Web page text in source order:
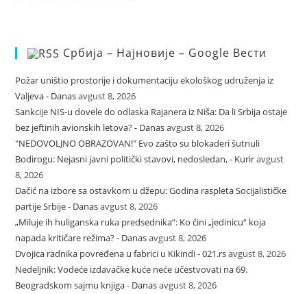
Србија – Најновије – Google Вести
Požar uništio prostorije i dokumentaciju ekološkog udruženja iz
Valjeva - Danasavgust 8, 2026
Sankcije NIS-u dovele do odlaska Rajanera iz Niša: Da li Srbija ostaje
bez jeftinih avionskih letova? - Danasavgust 8, 2026
"NEDOVOLJNO OBRAZOVAN!" Evo zašto su blokaderi šutnuli
Bodirogu: Nejasni javni politički stavovi, nedosledan, - Kuriravgust
8, 2026
Dačić na izbore sa ostavkom u džepu: Godina raspleta Socijalističke
partije Srbije - Danasavgust 8, 2026
„Miluje ih huliganska ruka predsednika“: Ko čini „jedinicu“ koja
napada kritičare režima? - Danasavgust 8, 2026
Dvojica radnika povređena u fabrici u Kikindi - 021.rsavgust 8, 2026
Nedeljnik: Vodeće izdavačke kuće neće učestvovati na 69.
Beogradskom sajmu knjiga - Danasavgust 8, 2026